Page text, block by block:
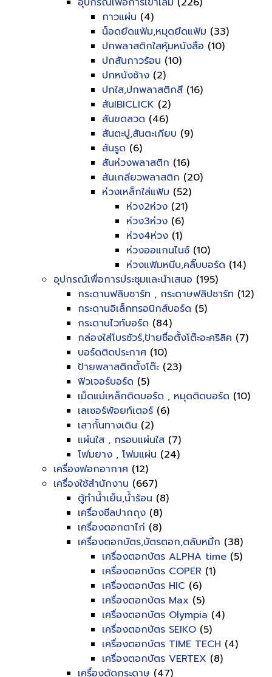
กาวแผ่น (4)
น็อดยึดแฟ้ม,หมุดยึดแฟ้ม (33)
ปกพลาสติกใสหุ้มหนังสือ (10)
ปกสันกาวร้อน (10)
ปกหนังช้าง (2)
ปกใส,ปกพลาสติกสี (16)
สันIBICLICK (2)
สันขดลวด (46)
สันตะปู,สันตะเกียบ (9)
สันรูด (6)
สันห่วงพลาสติก (16)
สันเกลียวพลาสติก (20)
ห่วงเหล็กใส่แฟ้ม (52)
ห่วง2ห่วง (21)
ห่วง3ห่วง (6)
ห่วง4ห่วง (1)
ห่วงออแกนไนซ์ (10)
ห่วงแฟ้มหนีบ,คลิ๊บบอร์ด (14)
อุปกรณ์เพื่อการประชุมและนำเสนอ (195)
กระดานฟลิบชาร์ท , กระดาษฟลิปชาร์ท (12)
กระดานอิเล็กทรอนิกส์บอร์ด (5)
กระดานไวท์บอร์ด (84)
กล่องใส่โบรชัวร์,ป้ายชื่อตั้งโต๊ะอะคริลิค (7)
บอร์ดติดประกาศ (10)
ป้ายพลาสติกตั้งโต๊ะ (23)
ฟิวเจอร์บอร์ด (5)
เม็ดแม่เหล็กติดบอร์ด , หมุดติดบอร์ด (10)
เลเซอร์พ้อยท์เตอร์ (6)
เสากั้นทางเดิน (2)
แผ่นใส , กรอบแผ่นใส (7)
โฟมยาง , โฟมแผ่น (24)
เครื่องฟอกอากาศ (12)
เครื่องใช้สำนักงาน (667)
ตู้ทำน้ำเย็น,น้ำร้อน (8)
เครื่องซีลปากถุง (8)
เครื่องตอกตาไก่ (8)
เครื่องตอกบัตร,บัตรตอก,ตลับหมึก (38)
เครื่องตอกบัตร ALPHA time (5)
เครื่องตอกบัตร COPER (1)
เครื่องตอกบัตร HIC (6)
เครื่องตอกบัตร Max (5)
เครื่องตอกบัตร Olympia (4)
เครื่องตอกบัตร SEIKO (5)
เครื่องตอกบัตร TIME TECH (4)
เครื่องตอกบัตร VERTEX (8)
เครื่องตัดกระดาษ (47)